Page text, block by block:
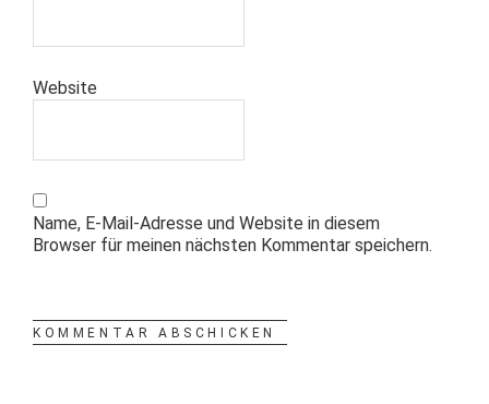
Website
Name, E-Mail-Adresse und Website in diesem
Browser für meinen nächsten Kommentar speichern.